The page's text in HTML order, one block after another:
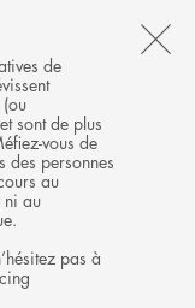
de
sont de plus
vous de
des personnes
au
ni au
pas à
MENU